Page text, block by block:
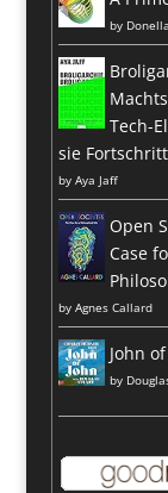
by
Tech-
sie
by Aya Jaff
Open
Case
by Agnes Callard
John
by